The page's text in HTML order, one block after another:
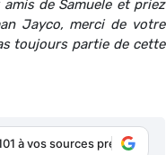
de Samuele et priez
Jayco, merci de votre
toujours partie de cette
à vos sources préférées